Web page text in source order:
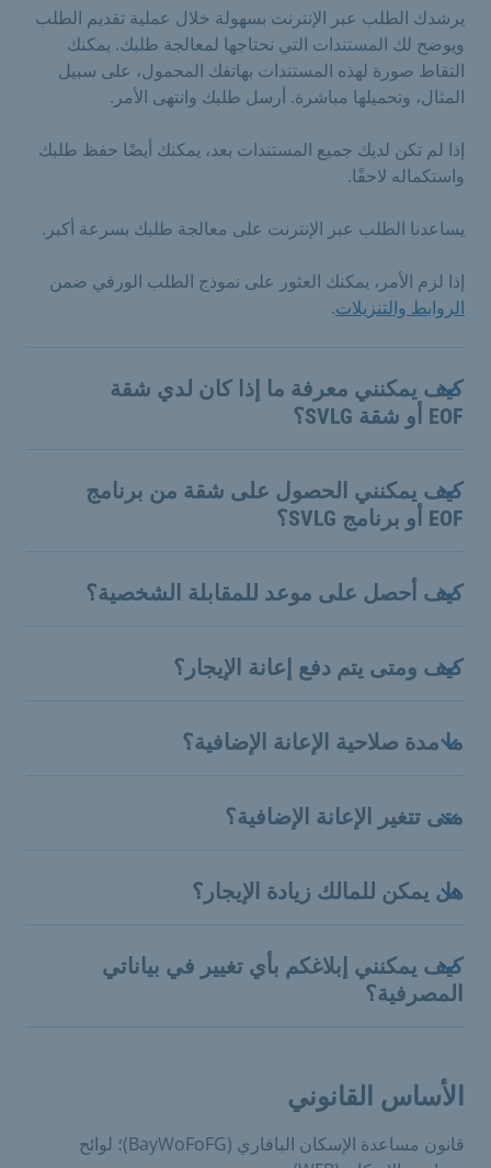
يرشدك الطلب عبر الإنترنت بسهولة خلال عملية تقديم الطلب
ويوضح لك المستندات التي نحتاجها لمعالجة طلبك. يمكنك
التقاط صورة لهذه المستندات بهاتفك المحمول، على سبيل
المثال، وتحميلها مباشرة. أرسل طلبك وانتهى الأمر.
إذا لم تكن لديك جميع المستندات بعد، يمكنك أيضًا حفظ طلبك
واستكماله لاحقًا.
يساعدنا الطلب عبر الإنترنت على معالجة طلبك بسرعة أكبر.
إذا لزم الأمر، يمكنك العثور على نموذج الطلب الورقي ضمن
الروابط والتنزيلات.
كيف يمكنني معرفة ما إذا كان لدي شقة
EOF أو شقة SVLG؟
كيف يمكنني الحصول على شقة من برنامج
EOF أو برنامج SVLG؟
كيف أحصل على موعد للمقابلة الشخصية؟
كيف ومتى يتم دفع إعانة الإيجار؟
ما مدة صلاحية الإعانة الإضافية؟
متى تتغير الإعانة الإضافية؟
هل يمكن للمالك زيادة الإيجار؟
كيف يمكنني إبلاغكم بأي تغيير في بياناتي
المصرفية؟
الأساس القانوني
قانون مساعدة الإسكان البافاري (BayWoFoFG)؛ لوائح